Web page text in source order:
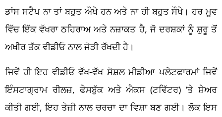
ਡਾਂਸ ਸਟੈਪ ਨਾ ਤਾਂ ਬਹੁਤ ਔਖੇ ਹਨ ਅਤੇ ਨਾ ਹੀ ਬਹੁਤ ਸੌਖੇ। ਹਰ ਮੂਵ
ਵਿੱਚ ਇੱਕ ਵੱਖਰਾ ਠਹਿਰਾਅ ਅਤੇ ਨਜ਼ਾਕਤ ਹੈ, ਜੋ ਦਰਸ਼ਕਾਂ ਨੂੰ ਸ਼ੁਰੂ ਤੋਂ
ਅਖੀਰ ਤੱਕ ਵੀਡੀਓ ਨਾਲ ਜੋੜੀ ਰੱਖਦੀ ਹੈ।
ਜਿਵੇਂ ਹੀ ਇਹ ਵੀਡੀਓ ਵੱਖ-ਵੱਖ ਸੋਸ਼ਲ ਮੀਡੀਆ ਪਲੇਟਫਾਰਮਾਂ ਜਿਵੇਂ
ਇੰਸਟਾਗ੍ਰਾਮ ਰੀਲਜ਼, ਫੇਸਬੁੱਕ ਅਤੇ ਐਕਸ (ਟਵਿੱਟਰ) ‘ਤੇ ਸ਼ੇਅਰ
ਕੀਤੀ ਗਈ, ਇਹ ਤੇਜ਼ੀ ਨਾਲ ਚਰਚਾ ਦਾ ਵਿਸ਼ਾ ਬਣ ਗਈ। ਲੋਕ ਇਸ